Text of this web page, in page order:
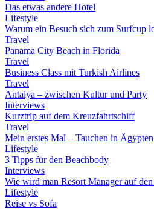
Das etwas andere Hotel
Lifestyle
Warum ein Besuch sich zum Surfcup
Travel
Panama City Beach in Florida
Travel
Business Class mit Turkish Airlines
Travel
Antalya – zwischen Kultur und Party
Interviews
Kurztrip auf dem Kreuzfahrtschiff
Travel
Mein erstes Mal – Tauchen in Ägypten
Lifestyle
3 Tipps für den Beachbody
Interviews
Wie wird man Resort Manager auf
Lifestyle
Reise vs Sofa